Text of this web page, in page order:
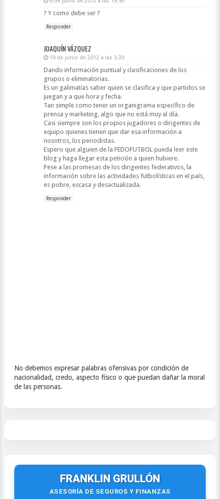
? Y como debe ser ?
Responder
JOAQUÍN VÁZQUEZ
10 de junio de 2012 a las 5:30
Dando información puntual y clasificaciones de los
grupos o eliminatorias.
Es un galimatías saber quien se clasifica y que partidos se
juegan y a que hora y fecha.
Tan simple como tener un organigrama específico de
prensa y marketing, algo que no está muy al día.
Casi siempre son los propios jugadores o dirigentes de
equipo quienes tienen que dar esa información a
nosotros, los periodistas.
Espero que alguien de la FEDOFUTBOL pueda leer este
blog y haga llegar esta petición a quien hubiere.
Pese a las promesas de los dirigentes federativos, la
información sobre las actividades futbolísticas en el país,
es pobre, escasa y desactualizada.
Responder
No debemos expresar palabras ofensivas por condición de
nacionalidad, credo, aspecto físico o que puedan dañar la moral
de las personas.
FRANKLIN GRULLÓN
ASESORÍA DE SEGUROS Y FINANZAS